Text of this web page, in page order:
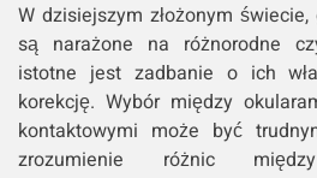
W dzisiejszym złożonym
są narażone na różnorodne
istotne jest zadbanie o ich
korekcję. Wybór między
kontaktowymi może być
zrozumienie różnic